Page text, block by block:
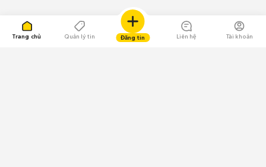
Trang chủ Quản lý tin Đăng tin Liên hệ Tài khoản